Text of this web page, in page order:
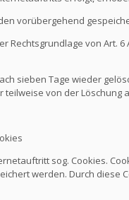
vorübergehend
Rechtsgrundlage von Art.
sieben Tage wieder
von der Löschung
sog. Cookies.
werden. Durch